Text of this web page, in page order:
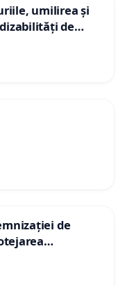
umilirea și
de
de